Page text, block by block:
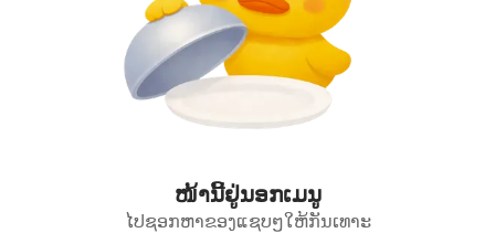
ໜ້ານີ້ຢູ່ນອກເມນູ
ໄປຊອກຫາຂອງແຊບໆໃຫ້ກັນເທາະ